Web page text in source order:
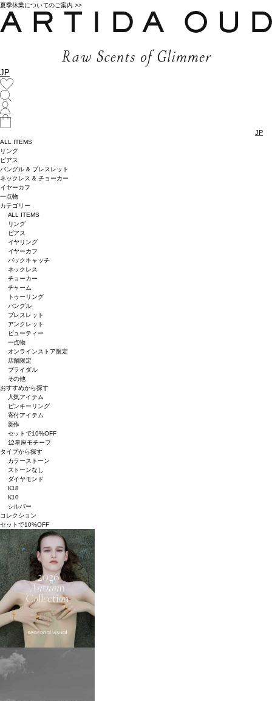
夏季休業についてのご案内 >>
JP
JP
ALL ITEMS
リング
ピアス
バングル & ブレスレット
ネックレス & チョーカー
イヤーカフ
一点物
カテゴリー
ALL ITEMS
リング
ピアス
イヤリング
イヤーカフ
バックキャッチ
ネックレス
チョーカー
チャーム
トゥーリング
バングル
ブレスレット
アンクレット
ビューティー
一点物
オンラインストア限定
店舗限定
ブライダル
その他
おすすめから探す
人気アイテム
ピンキーリング
寄付アイテム
新作
セットで10%OFF
12星座モチーフ
タイプから探す
カラーストーン
ストーンなし
ダイヤモンド
K18
K10
シルバー
コレクション
セットで10%OFF